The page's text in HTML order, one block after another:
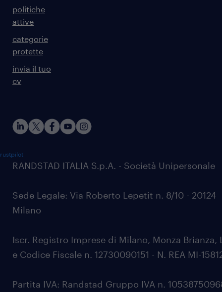
politiche
attive
categorie
protette
invia il tuo
cv
RANDSTAD ITALIA S.p.A. - Società Unipersonale
Sede Legale: Via Roberto Lepetit n. 8/10 - 20124
Milano
Iscr. Registro Imprese di Milano, Monza Brianza,
e Codice Fiscale n. 12730090151 - N. REA MI-
Partita IVA: Randstad Gruppo IVA n.